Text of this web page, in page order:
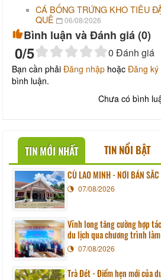
CÁ BỐNG TRỨNG KHO TIÊU
QUÊ
06/08/2026
Bình luận và Đánh giá (0)
0/5 0 Đánh giá
Bạn cần phải Đăng nhập hoặc Đăng ký
bình luận.
Chưa có bình
TIN MỚI NHẤT TIN NỔI BẬT
CÙ LAO MINH - NƠI BẢN SẮC
07/08/2026
Vĩnh long tăng cường hợp
du lịch qua chương trình
Sunchang (Hàn quốc)
07/08/2026
Trà Đét - Điểm hẹn mới của